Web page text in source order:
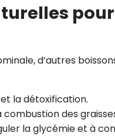
d’autres
la détoxification.
combustion des
la glycémie et à